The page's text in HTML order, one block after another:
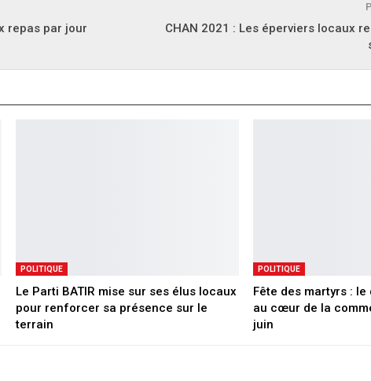
repas par jour
CHAN 2021 : Les éperviers locaux
POLITIQUE
Le Parti BATIR mise sur ses élus locaux
pour renforcer sa présence sur le
terrain
POLITIQUE
Fête des martyrs :
au cœur de la
juin